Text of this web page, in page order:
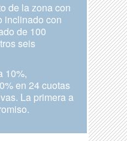
de la zona con
inclinado con
de 100
seis
10%,
en 24 cuotas
La primera a